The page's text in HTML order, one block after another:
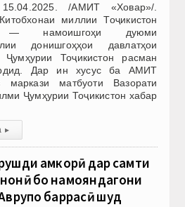
/АМИТ «Ховар»/.
миллии Тоҷикистон
— намоишгоҳи дуюми
донишгоҳҳои давлатҳои
Тоҷикистон расман
Дар ин хусус ба АМИТ
маркази матбуоти Вазорати
Ҷумҳурии Тоҷикистон хабар
▸
ҳамкорӣ дар самти
бо намояндагони
баррасӣ шуд